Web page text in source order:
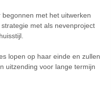
met het uitwerken
met als nevenproject
lopen op haar einde en zullen
uitzending voor lange termijn